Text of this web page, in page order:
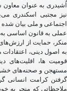
اُشیدری به عنوان
نیز مجتبی اسکندری
اجتماعی و ملی بیان شده
عملی به قانون اساسی
منکر، حمایت از
به اصول دینی،
قومیت ‌ها، اقلیت‌های
مستهجن و صحنه‌های
گرفتن کرامت انسانی
ملاحظاتی که منجر به